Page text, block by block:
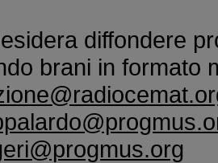
diffondere
brani in formato